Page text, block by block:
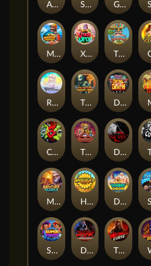
DEAL WITH DEATH
Tikitopia BoosterBelt
The Crime File
The Lost Book of Mummy’s Curse
ARMY OF ARES
RAINBOW PRINCESS
CHAOS CREW 3
THE WILDWOOD CURSE
Divine Drop
Great Game Rockies
Sand and Ashes
Merlin's Mania
Dark Spiral
Marlin Master Xmas Drop
Harvest Wilds
Dark Summoning
Super Twins